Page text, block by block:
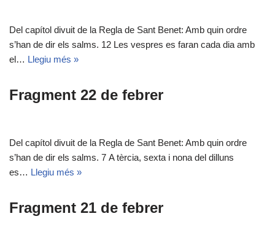
Del capítol divuit de la Regla de Sant Benet: Amb quin ordre
s’han de dir els salms. 12 Les vespres es faran cada dia amb
el… Llegiu més »
Fragment 22 de febrer
Del capítol divuit de la Regla de Sant Benet: Amb quin ordre
s’han de dir els salms. 7 A tèrcia, sexta i nona del dilluns
es… Llegiu més »
Fragment 21 de febrer